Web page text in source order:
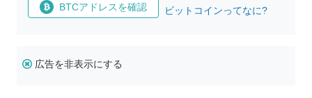
BTCアドレスを確認 ビットコインってなに?
広告を非表示にする